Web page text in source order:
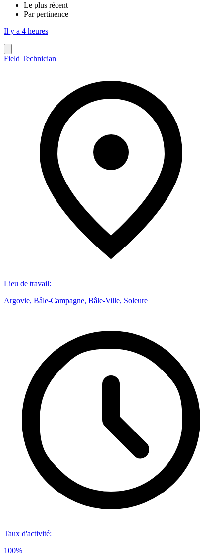
Le plus récent
Par pertinence
Il y a 4 heures
Field Technician
Lieu de travail:
Argovie, Bâle-Campagne, Bâle-Ville, Soleure
Taux d'activité:
100%